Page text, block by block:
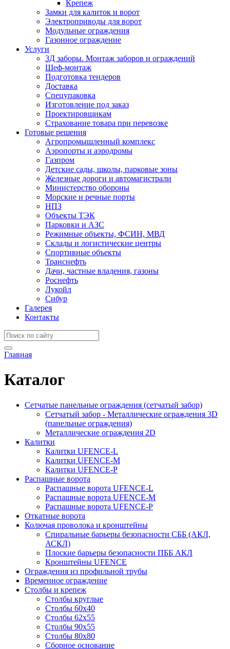
Крепеж
Замки для калиток и ворот
Электроприводы для ворот
Модульные ограждения
Газонное ограждение
Услуги
3Д заборы. Монтаж заборов и ограждений
Шеф-монтаж
Подготовка тендеров
Доставка
Спецупаковка
Изготовление под заказ
Проектировщикам
Страхование товара при перевозке
Готовые решения
Агропромышленный комплекс
Аэропорты и аэродромы
Газпром
Детские сады, школы, парковые зоны
Железные дороги и автомагистрали
Министерство обороны
Морские и речные порты
НПЗ
Объекты ТЭК
Парковки и АЗС
Режимные объекты, ФСИН, МВД
Склады и логистические центры
Спортивные объекты
Транснефть
Дачи, частные владения, газоны
Роснефть
Лукойл
Сибур
Галерея
Контакты
Главная
Каталог
Сетчатые панельные ограждения (сетчатый забор)
Сетчатый забор - Металлические ограждения 3D
(панельные ограждения)
Металлические ограждения 2D
Калитки
Калитки UFENCE-L
Калитки UFENCE-M
Калитки UFENCE-P
Распашные ворота
Распашные ворота UFENCE-L
Распашные ворота UFENCE-M
Распашные ворота UFENCE-P
Откатные ворота
Колючая проволока и кронштейны
Спиральные барьеры безопасности СББ (АКЛ,
АСКЛ)
Плоские барьеры безопасности ПББ АКЛ
Кронштейны UFENCE
Ограждения из профильной трубы
Временное ограждение
Столбы и крепеж
Столбы круглые
Столбы 60х40
Столбы 62х55
Столбы 90х55
Столбы 80х80
Сборное основание